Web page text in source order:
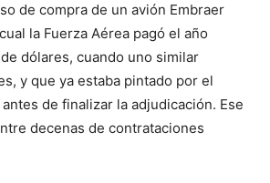
de compra de un avión Embraer
la Fuerza Aérea pagó el año
dólares, cuando uno similar
y que ya estaba pintado por el
de finalizar la adjudicación. Ese
decenas de contrataciones